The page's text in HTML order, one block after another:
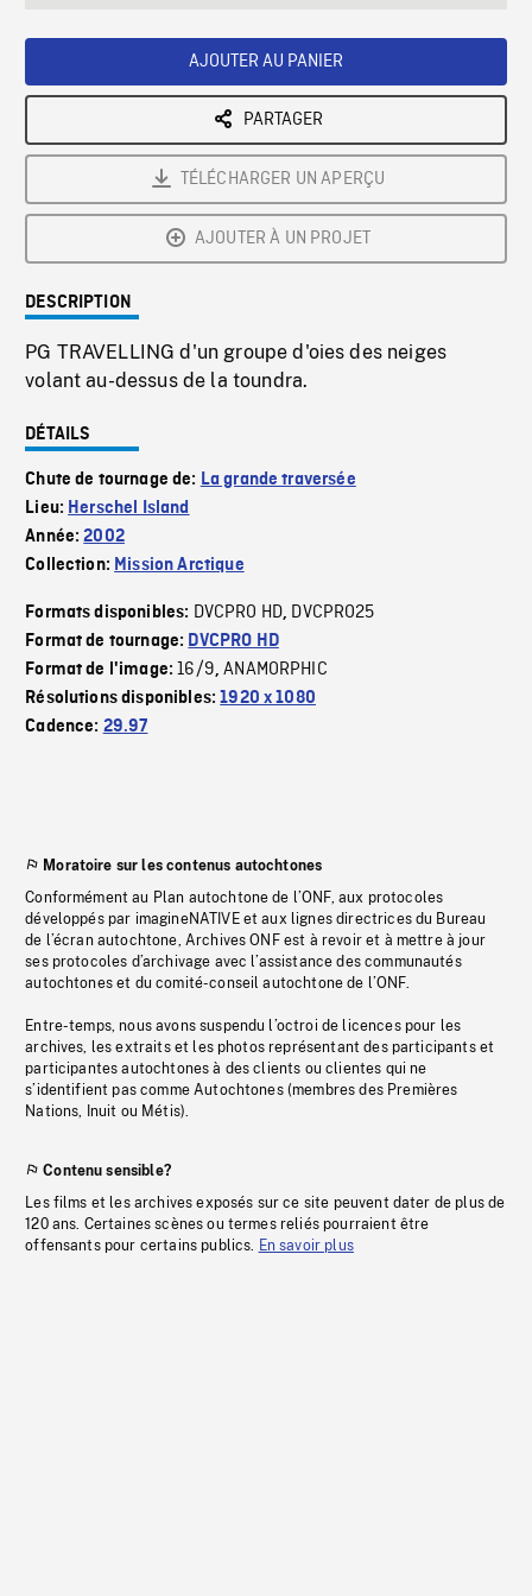
AJOUTER AU PANIER
PARTAGER
TÉLÉCHARGER UN APERÇU
AJOUTER À UN PROJET
DESCRIPTION
PG TRAVELLING d'un groupe d'oies des neiges
volant au-dessus de la toundra.
DÉTAILS
Chute de tournage de: La grande traversée
Lieu: Herschel Island
Année:2002
Collection: Mission Arctique
Formats disponibles: DVCPRO HD, DVCPRO25
Format de tournage: DVCPRO HD
Format de l'image:16/9,ANAMORPHIC
Résolutions disponibles:1920 x 1080
Cadence: 29.97
Moratoire sur les contenus autochtones
Conformément au Plan autochtone de l’ONF, aux protocoles
développés par imagineNATIVE et aux lignes directrices du Bureau
de l’écran autochtone, Archives ONF est à revoir et à mettre à jour
ses protocoles d’archivage avec l’assistance des communautés
autochtones et du comité-conseil autochtone de l’ONF.
Entre-temps, nous avons suspendu l’octroi de licences pour les
archives, les extraits et les photos représentant des participants et
participantes autochtones à des clients ou clientes qui ne
s’identifient pas comme Autochtones (membres des Premières
Nations, Inuit ou Métis).
Contenu sensible?
Les films et les archives exposés sur ce site peuvent dater de plus de
120 ans. Certaines scènes ou termes reliés pourraient être
offensants pour certains publics. En savoir plus